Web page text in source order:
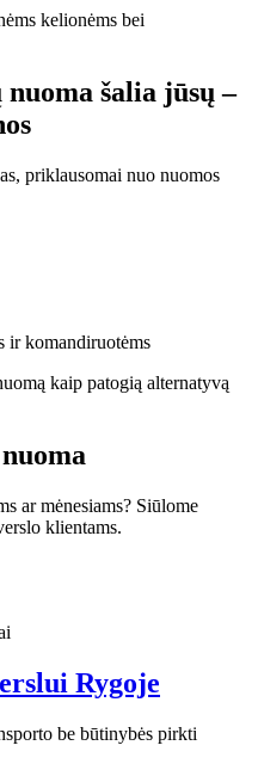
kelionėms bei
šalia jūsų –
priklausomai nuo nuomos
ir komandiruotėms
kaip patogią alternatyvą
ar mėnesiams? Siūlome
klientams.
Rygoje
be būtinybės pirkti